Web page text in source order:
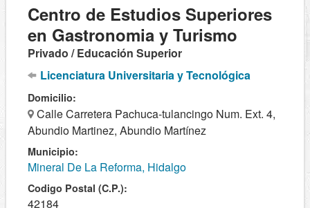
Centro de Estudios Superiores
en Gastronomia y Turismo
Privado / Educación Superior
Licenciatura Universitaria y Tecnológica
Domicilio:
Calle Carretera Pachuca-tulancingo Num. Ext. 4,
Abundio Martinez, Abundio Martínez
Municipio:
Mineral De La Reforma, Hidalgo
Codigo Postal (C.P.):
42184